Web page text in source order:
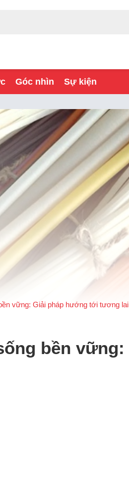
Góc nhìn Sự kiện
vững: Giải pháp hướng tới tương lai
bền vững: